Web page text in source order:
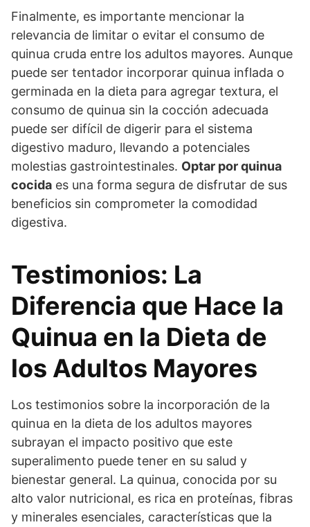
Finalmente, es importante mencionar la
relevancia de limitar o evitar el consumo de
quinua cruda entre los adultos mayores. Aunque
puede ser tentador incorporar quinua inflada o
germinada en la dieta para agregar textura, el
consumo de quinua sin la cocción adecuada
puede ser difícil de digerir para el sistema
digestivo maduro, llevando a potenciales
molestias gastrointestinales. Optar por quinua
cocida es una forma segura de disfrutar de sus
beneficios sin comprometer la comodidad
digestiva.
Testimonios: La
Diferencia que Hace la
Quinua en la Dieta de
los Adultos Mayores
Los testimonios sobre la incorporación de la
quinua en la dieta de los adultos mayores
subrayan el impacto positivo que este
superalimento puede tener en su salud y
bienestar general. La quinua, conocida por su
alto valor nutricional, es rica en proteínas, fibras
y minerales esenciales, características que la